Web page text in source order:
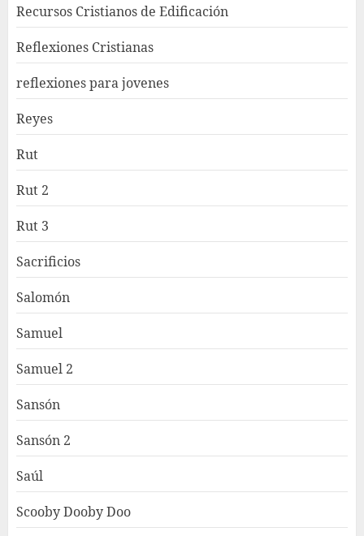
Recursos Cristianos de Edificación
Reflexiones Cristianas
reflexiones para jovenes
Reyes
Rut
Rut 2
Rut 3
Sacrificios
Salomón
Samuel
Samuel 2
Sansón
Sansón 2
Saúl
Scooby Dooby Doo